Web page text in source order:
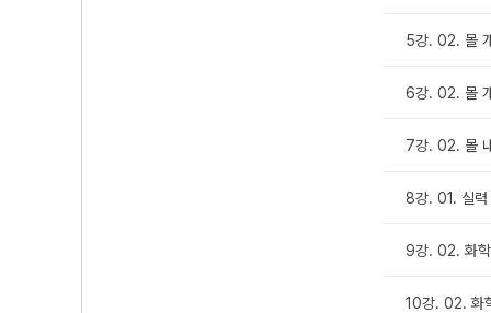
5강. 02. 몰
6강. 02. 몰
7강. 02. 몰
8강. 01. 실
9강. 02. 화
10강. 02. 화